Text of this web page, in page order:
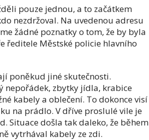
pouze jednou, a to začátkem
nezdržoval. Na uvedenou adresu
žádné poznatky o tom, že by byla
ředitele Městské policie hlavního
poněkud jiné skutečnosti.
nepořádek, zbytky jídla, krabice
kabely a oblečení. To dokonce visí
na prádlo. V dříve proslulé vile je
Situace došla tak daleko, že během
vytrhával kabely ze zdi.